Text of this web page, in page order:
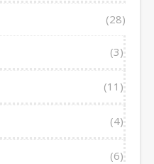
(28)
(3)
(11)
(4)
(6)